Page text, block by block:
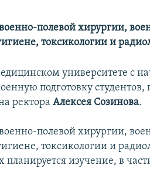
полевой хирургии,
токсикологии и
университете с
подготовку
ректораАлексея Созинова.
полевой хирургии,
токсикологии и
изучение, в